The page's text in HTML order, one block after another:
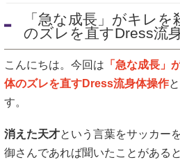
「急な成長」がキレ
のズレを直すDress流
こんにちは。今回は 「急な成長」
体のズレを直すDress流身体操作
す。
消えた天才という言葉をサッカー
御さんであれば聞いたことがある